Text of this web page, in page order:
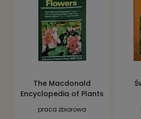
The Macdonald
Encyclopedia of Plants
praca zbiorowa